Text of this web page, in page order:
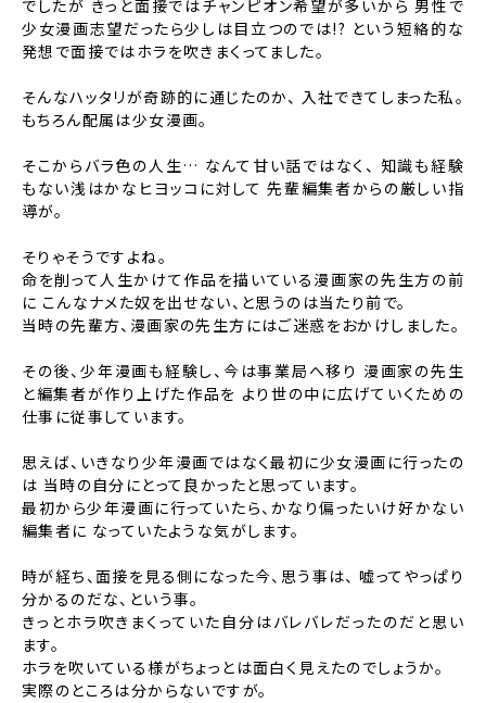
でしたが きっと面接ではチャンピオン希望が多いから 男性で
少女漫画志望だったら少しは目立つのでは!? という短絡的な
発想で面接ではホラを吹きまくってました。
そんなハッタリが奇跡的に通じたのか、 入社できてしまった私。
もちろん配属は少女漫画。
そこからバラ色の人生… なんて甘い話ではなく、 知識も経験
もない浅はかなヒヨッコに対して 先輩編集者からの厳しい指
導が。
そりゃそうですよね。
命を削って人生かけて作品を描いている漫画家の先生方の前
に こんなナメた奴を出せない、と思うのは当たり前で。
当時の先輩方、漫画家の先生方にはご迷惑をおかけしました。
その後、少年漫画も経験し、今は事業局へ移り 漫画家の先生
と編集者が作り上げた作品を より世の中に広げていくための
仕事に従事しています。
思えば、いきなり少年漫画ではなく最初に少女漫画に行ったの
は 当時の自分にとって良かったと思っています。
最初から少年漫画に行っていたら、かなり偏ったいけ好かない
編集者に なっていたような気がします。
時が経ち、面接を見る側になった今、思う事は、 嘘ってやっぱり
分かるのだな、という事。
きっとホラ吹きまくっていた自分はバレバレだったのだと思い
ます。
ホラを吹いている様がちょっとは面白く見えたのでしょうか。
実際のところは分からないですが。